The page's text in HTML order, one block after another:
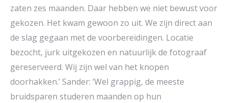
zaten zes maanden. Daar hebben we niet bewust voor
gekozen. Het kwam gewoon zo uit. We zijn direct aan
de slag gegaan met de voorbereidingen. Locatie
bezocht, jurk uitgekozen en natuurlijk de fotograaf
gereserveerd. Wij zijn wel van het knopen
doorhakken.’ Sander: ‘Wel grappig, de meeste
bruidsparen studeren maanden op hun